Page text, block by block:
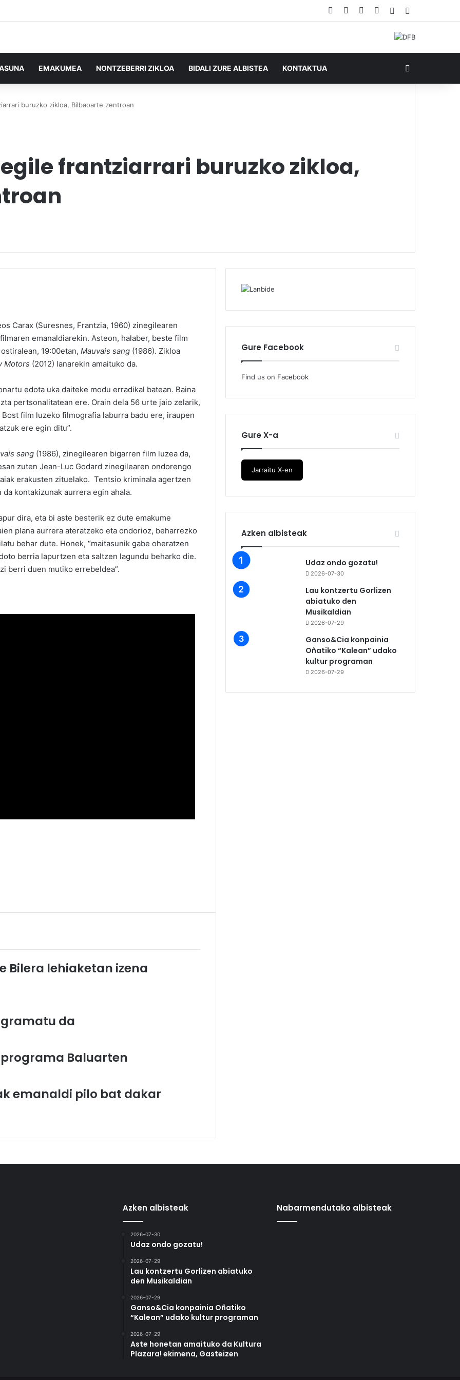
Facebook YouTube
RSS Ausazko
EMAKUMEA NONTZEBERRI ZIKLOA BIDALI ZURE ALBISTEA KONTAKTUA
buruzko zikloa, Bilbaoarte zentroan
frantziarrari buruzko zikloa,
Carax (Suresnes, Frantzia, 1960) zinegilearen
emanaldiarekin. Asteon, halaber, beste film
19:00etan, Mauvais sang (1986). Zikloa
Motors (2012) lanarekin amaituko da.
edota uka daiteke modu erradikal batean. Baina
pertsonalitatean ere. Orain dela 56 urte jaio zelarik,
film luzeko filmografia laburra badu ere, iraupen
ere egin ditu”.
sang (1986), zinegilearen bigarren film luzea da,
zuten Jean-Luc Godard zinegilearen ondorengo
erakusten zituelako. Tentsio kriminala agertzen
kontakizunak aurrera egin ahala.
dira, eta bi aste besterik ez dute emakume
plana aurrera ateratzeko eta ondorioz, beharrezko
behar dute. Honek, “maitasunik gabe ohera­tzen
berria lapurtzen eta saltzen lagundu beharko die.
berri duen mutiko errebeldea”.
Bilera lehiaketan izena
da
programa Baluarten
emanaldi pilo bat dakar
Gure Facebook
Find us on Facebook
Gure X-a
Jarraitu X-en
Azken albisteak
Udaz ondo gozatu!
2026-07-30
Lau kontzertu Gorlizen
abiatuko den
Musikaldian
2026-07-29
Ganso&Cia konpainia
Oñatiko “Kalean” udako
kultur programan
2026-07-29
Azken albisteak
2026-07-30
Udaz ondo gozatu!
2026-07-29
Lau kontzertu Gorlizen abiatuko
den Musikaldian
2026-07-29
Ganso&Cia konpainia Oñatiko
“Kalean” udako kultur programan
2026-07-29
Aste honetan amaituko da Kultura
Plazara! ekimena, Gasteizen
Nabarmendutako albisteak